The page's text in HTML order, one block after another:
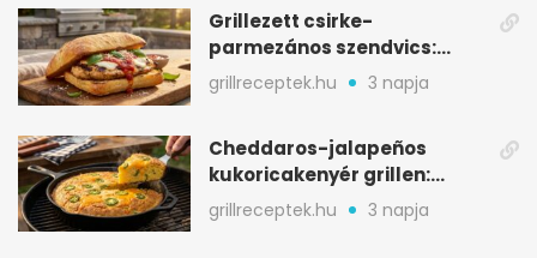
Grillezett csirke-
parmezános szendvics:
ropogós csirke, olvadó sajt
grillreceptek.hu 3 napja
Cheddaros-jalapeños
kukoricakenyér grillen:
ropogós alj, puha belső
grillreceptek.hu 3 napja